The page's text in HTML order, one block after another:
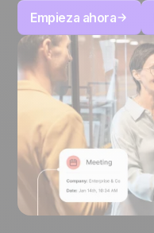
Empieza ahora